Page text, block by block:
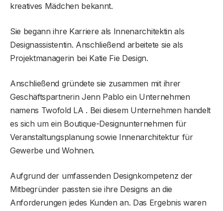
kreatives Mädchen bekannt.
Sie begann ihre Karriere als Innenarchitektin als
Designassistentin. Anschließend arbeitete sie als
Projektmanagerin bei Katie Fie Design.
Anschließend gründete sie zusammen mit ihrer
Geschäftspartnerin Jenn Pablo ein Unternehmen
namens Twofold LA . Bei diesem Unternehmen handelt
es sich um ein Boutique-Designunternehmen für
Veranstaltungsplanung sowie Innenarchitektur für
Gewerbe und Wohnen.
Aufgrund der umfassenden Designkompetenz der
Mitbegründer passten sie ihre Designs an die
Anforderungen jedes Kunden an. Das Ergebnis waren